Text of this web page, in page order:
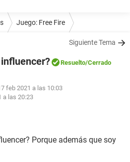
Juego: Free Fire
Siguiente Tema
Resuelto/Cerrado
feb 2021 a las 10:03
a las 20:23
Porque además que soy